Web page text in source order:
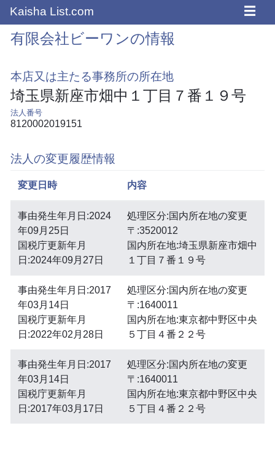
Kaisha List.com ☰
有限会社ビーワンの情報
本店又は主たる事務所の所在地
埼玉県新座市畑中１丁目７番１９号
法人番号
8120002019151
法人の変更履歴情報
変更日時 内容
事由発生年月日:2024
年09月25日
国税庁更新年月
日:2024年09月27日
処理区分:国内所在地の変更
〒:3520012
国内所在地:埼玉県新座市畑中
１丁目７番１９号
事由発生年月日:2017
年03月14日
国税庁更新年月
日:2022年02月28日
処理区分:国内所在地の変更
〒:1640011
国内所在地:東京都中野区中央
５丁目４番２２号
事由発生年月日:2017
年03月14日
国税庁更新年月
日:2017年03月17日
処理区分:国内所在地の変更
〒:1640011
国内所在地:東京都中野区中央
５丁目４番２２号